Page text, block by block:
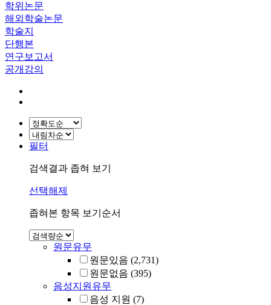
학위논문
해외학술논문
학술지
단행본
연구보고서
공개강의
필터
검색결과 좁혀 보기
선택해제
좁혀본 항목 보기순서
원문유무
원문있음 (2,731)
원문없음 (395)
음성지원유무
음성 지원 (7)